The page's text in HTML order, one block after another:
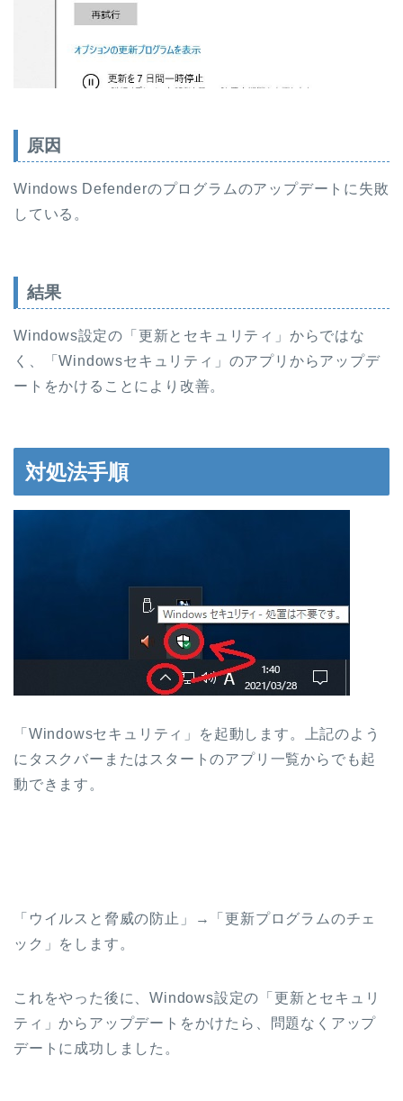
原因
Windows Defenderのプログラムのアップデートに失敗
している。
結果
Windows設定の「更新とセキュリティ」からではな
く、「Windowsセキュリティ」のアプリからアップデ
ートをかけることにより改善。
対処法手順
「Windowsセキュリティ」を起動します。上記のよう
にタスクバーまたはスタートのアプリ一覧からでも起
動できます。
「ウイルスと脅威の防止」→「更新プログラムのチェ
ック」をします。
これをやった後に、Windows設定の「更新とセキュリ
ティ」からアップデートをかけたら、問題なくアップ
デートに成功しました。